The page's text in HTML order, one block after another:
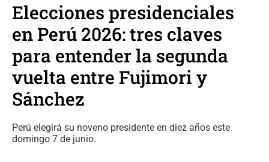
Elecciones presidenciales
en Perú 2026: tres claves
para entender la segunda
vuelta entre Fujimori y
Sánchez
Perú elegirá su noveno presidente en diez años este
domingo 7 de junio.